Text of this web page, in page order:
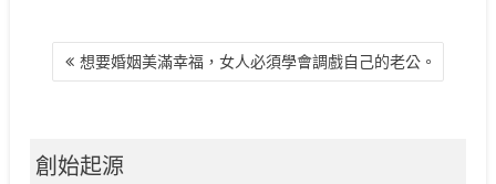
想要婚姻美滿幸福，女人必須學會調戲自己的老公。
創始起源